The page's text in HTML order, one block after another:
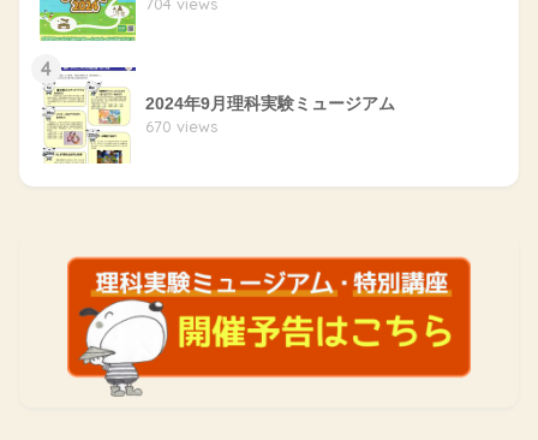
4
2024年9月理科実験ミュージアム
670 views